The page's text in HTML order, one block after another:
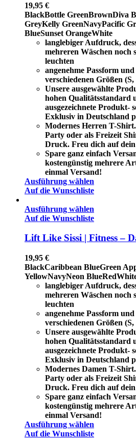
19,95 €
BlackBottle GreenBrownDiva
GreyKelly GreenNavyPacific
BlueSunset OrangeWhite
langlebiger Aufdruck,
mehreren Wäschen noch
leuchten
angenehme Passform
verschiedenen Größen
Unsere ausgewählte
hohen Qualitätsstandard
ausgezeichnete Produkt-
Exklusiv in Deutschland
Modernes Herren T-
Party oder als Freizeit
Druck. Freu dich auf
Spare ganz einfach
kostengünstig mehrere
einmal Versand!
Ausführung wählen
Auf die Wunschliste
Ausführung wählen
Auf die Wunschliste
Lift Like Sissi | Fitness –
19,95 €
BlackCaribbean BlueGreen
YellowNavyNeon BlueRed
langlebiger Aufdruck,
mehreren Wäschen noch
leuchten
angenehme Passform
verschiedenen Größen
Unsere ausgewählte
hohen Qualitätsstandard
ausgezeichnete Produkt-
Exklusiv in Deutschland
Modernes Damen T-
Party oder als Freizeit
Druck. Freu dich auf
Spare ganz einfach
kostengünstig mehrere
einmal Versand!
Ausführung wählen
Auf die Wunschliste